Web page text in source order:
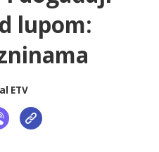
lupom:
ETV